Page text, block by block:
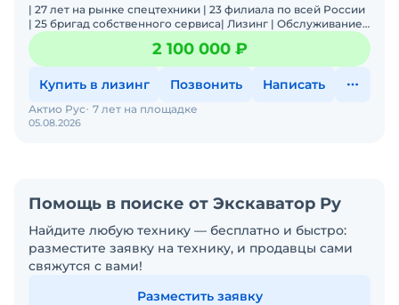
| 27 лет на рынке спецтехники | 23 филиала по всей России
| 25 бригад собственного сервиса| Лизинг | Обслуживание
и ремонт | Оригинальные запчасти | Широкая лин
2 100 000 ₽
Купить в лизинг Позвонить Написать
05.08.2026
Актио Рус 7 лет на площадке
Помощь в поиске от Экскаватор Ру
Найдите любую технику — бесплатно и быстро:
разместите заявку на технику, и продавцы сами
свяжутся с вами!
Разместить заявку